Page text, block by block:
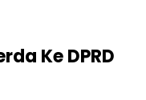
Ke DPRD